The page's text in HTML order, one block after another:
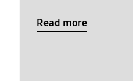
Read more